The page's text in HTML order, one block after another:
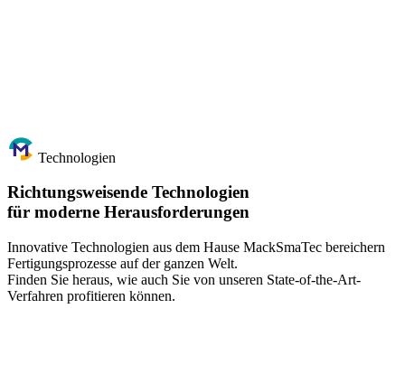
Technologien
Richtungsweisende Technologien
für moderne Herausforderungen
Innovative Technologien aus dem Hause MackSmaTec bereichern
Fertigungsprozesse auf der ganzen Welt.
Finden Sie heraus, wie auch Sie von unseren State-of-the-Art-
Verfahren profitieren können.